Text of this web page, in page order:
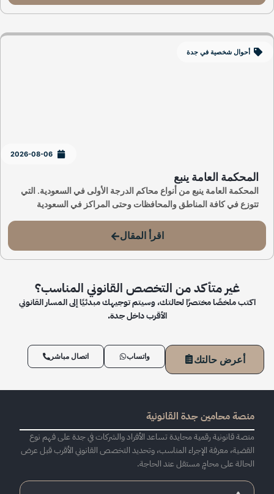
أحوال شخصية في جدة
2026-08-06
المحكمة العامة ينبع
المحكمة العامة ينبع من أنواع محاكم الدرجة الأولى في السعودية. التي
تتوزع في كافة المناطق والمحافظات وحتى المراكز في السعودية
اقرأ المقال
غير متأكد من التخصص القانوني المناسب؟
اكتب ملخصًا مختصرًا لحالتك، وسيتم توجيهك مبدئيًا إلى المسار القانوني
الأقرب داخل جدة.
أعرض حالتك واتساب اتصال مباشر
منصة محامين جدة القانونية
منصة قانونية رقمية محايدة تساعد الأفراد والشركات في جدة على فهم نوع
القضية، معرفة الإجراء المناسب، وتحديد التخصص القانوني الأقرب قبل عرض
الحالة على محامٍ مستقل عند الحاجة.